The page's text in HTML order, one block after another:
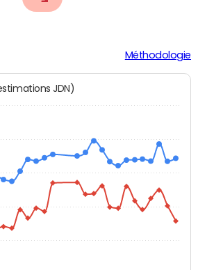
Méthodologie
: estimations JDN)